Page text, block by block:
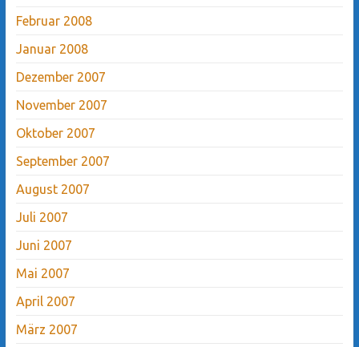
Februar 2008
Januar 2008
Dezember 2007
November 2007
Oktober 2007
September 2007
August 2007
Juli 2007
Juni 2007
Mai 2007
April 2007
März 2007